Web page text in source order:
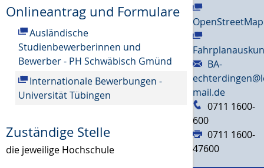
Onlineantrag und Formulare
Ausländische
Studienbewerberinnen und
Bewerber - PH Schwäbisch Gmünd
Internationale Bewerbungen -
Universität Tübingen
Zuständige Stelle
die jeweilige Hochschule
OpenStreetMap
BA-
mail.de
0711 1600-
600
0711 1600-
47600